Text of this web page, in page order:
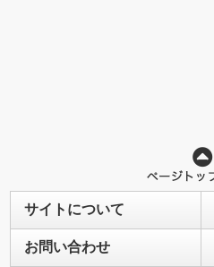
サイトについて
お問い合わせ